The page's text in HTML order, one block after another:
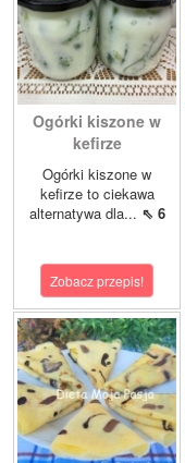
Ogórki kiszone w
kefirze
Ogórki kiszone w
kefirze to ciekawa
alternatywa dla... ⇖ 6
Zobacz przepis!